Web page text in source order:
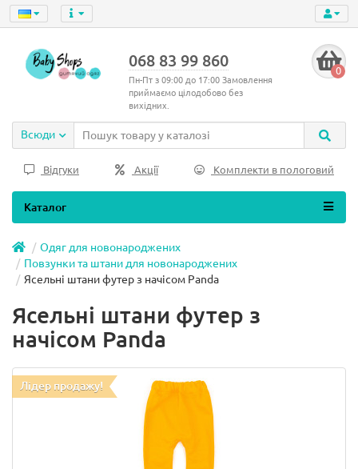
068 83 99 860
Пн-Пт з 09:00 до 17:00 Замовлення
приймаємо цілодобово без
вихідних.
0
Всюди
Відгуки Акції Комплекти в пологовий
Каталог
Одяг для новонароджених
Повзунки та штани для новонароджених
Ясельні штани футер з начісом Panda
Ясельні штани футер з
начісом Panda
Лідер продажу!